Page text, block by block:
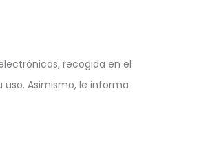
recogida en el
uso. Asimismo, le informa